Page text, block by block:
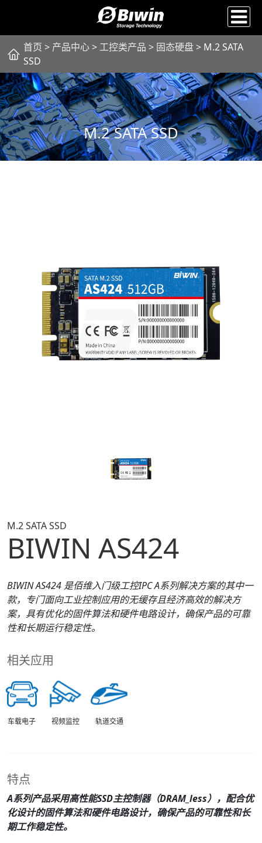
首页 > 产品中心> 工控类产品 > 固态硬盘> M.2 SATA
SSD
M.2 SATA SSD
M.2 SATA SSD
BIWIN AS424
BIWINAS424 是佰维入门级工控IPC A系列解决方案的其中一
款，专门面向工业控制应用的无缓存且经济高效的解决方
案，具有优化的固件算法和硬件电路设计，确保产品的可靠
性和长期运行稳定性。
相关应用
车载电子 视频监控 轨道交通
特点
A系列产品采用高性能SSD主控制器（DRAM_less），配合优
化设计的固件算法和硬件电路设计，确保产品的可靠性和长
期工作稳定性。